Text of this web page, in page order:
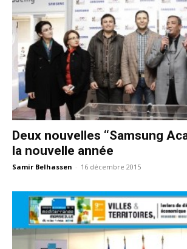
Deux nouvelles ‘‘Samsung
la nouvelle année
Samir Belhassen - 16 décembre 2015